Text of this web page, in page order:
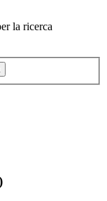
la ricerca